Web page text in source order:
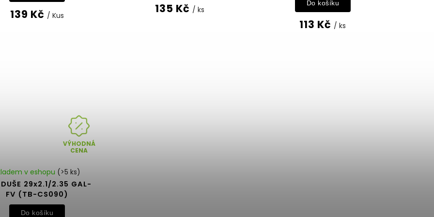
139 Kč / Kus 135 Kč / ks
113 Kč / ks
Do košíku
VÝHODNÁ
CENA
29x2.1/2.35 GAL-
FV (TB-CS090)
v eshopu (>5 ks)
Do košíku